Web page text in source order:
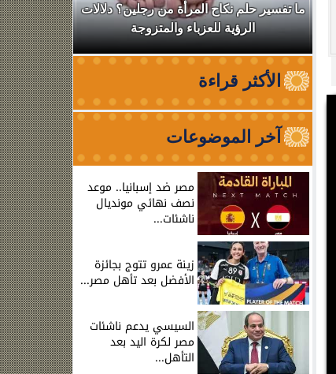
ما تفسير حلم نكاح المرأة من رجلين؟ دلالات
الرؤية للعزباء والمتزوجة
نقابة
من
الأكثر قراءة
آخر الموضوعات
مصر ضد إسبانيا.. موعد
نصف نهائي مونديال
ناشئات...
زينة عمرو تتوج بجائزة
الأفضل بعد تأهل مصر...
السيسي يدعم ناشئات
مصر لكرة اليد بعد
التأهل...